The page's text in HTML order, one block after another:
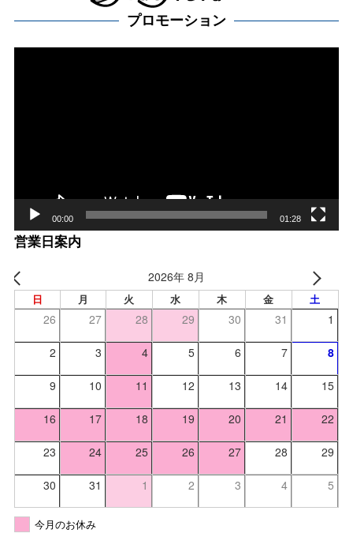
プロモーション
00:00 01:28
営業日案内
2026年 8月
日 月 火 水 木 金 土
26 27 28 29 30 31 1
2 3 4 5 6 7 8
9 10 11 12 13 14 15
16 17 18 19 20 21 22
23 24 25 26 27 28 29
30 31 1 2 3 4 5
今月のお休み